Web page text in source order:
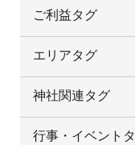
ご利益タグ
エリアタグ
神社関連タグ
行事・イベント